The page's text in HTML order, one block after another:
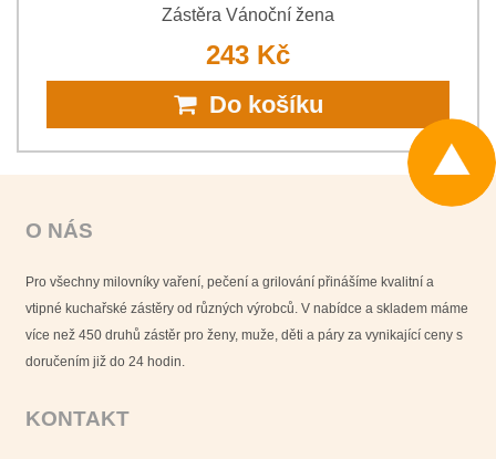
Zástěra Vánoční žena
243 Kč
Do košíku
O NÁS
Pro všechny milovníky vaření, pečení a grilování přinášíme kvalitní a
vtipné kuchařské zástěry od různých výrobců. V nabídce a skladem máme
více než 450 druhů zástěr pro ženy, muže, děti a páry za vynikající ceny s
doručením již do 24 hodin.
KONTAKT